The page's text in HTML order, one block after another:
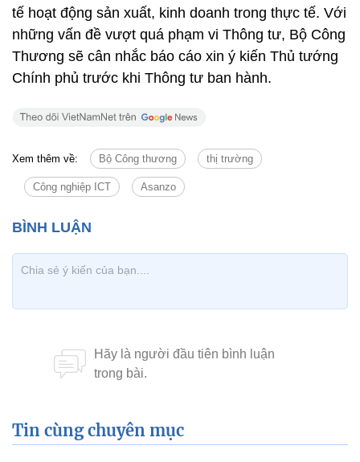
tế hoạt động sản xuất, kinh doanh trong thực tế. Với
những vấn đề vượt quá phạm vi Thông tư, Bộ Công
Thương sẽ cân nhắc báo cáo xin ý kiến Thủ tướng
Chính phủ trước khi Thông tư ban hành.
Xem thêm về: Bộ Công thương thị trường
Công nghiệp ICT Asanzo
Tin cùng chuyên mục